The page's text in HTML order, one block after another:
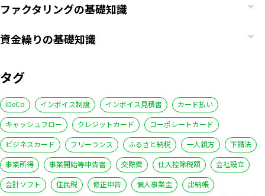
ファクタリングの基礎知識
資金繰りの基礎知識
タグ
iDeCo インボイス制度 インボイス見積書
カード払い
キャッシュフロー
クレジットカード
コーポレートカード
ビジネスカード
フリーランス ふるさと納税 一人親方
下請法
事業所得
事業開始等申告書 交際費 仕入控除税額
会社設立
会計ソフト
住民税 修正申告 個人事業主
出納帳